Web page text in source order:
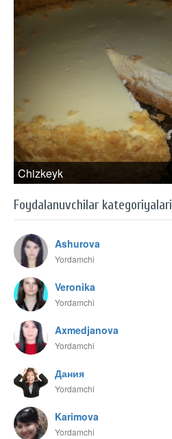
Chizkeyk
Foydalanuvchilar kategoriyalari
Ashurova
Yordamchi
Veronika
Yordamchi
Axmedjanova
Yordamchi
Дания
Yordamchi
Karimova
Yordamchi